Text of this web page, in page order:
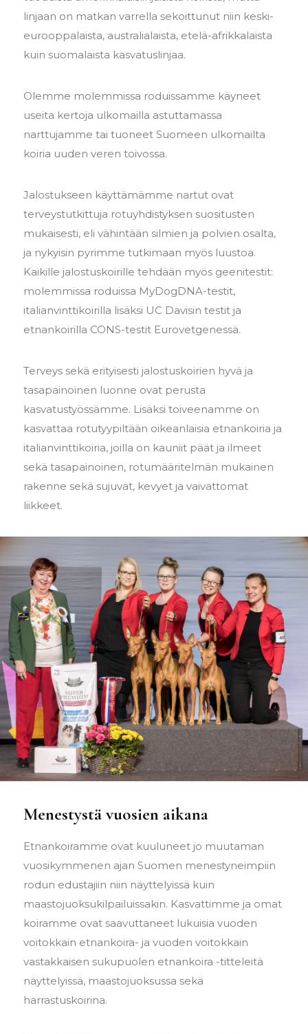
linjaan on matkan varrella sekoittunut niin keski-
eurooppalaista, australialaista, etelä-afrikkalaista
kuin suomalaista kasvatuslinjaa.
Olemme molemmissa roduissamme käyneet
useita kertoja ulkomailla astuttamassa
narttujamme tai tuoneet Suomeen ulkomailta
koiria uuden veren toivossa.
Jalostukseen käyttämämme nartut ovat
terveystutkittuja rotuyhdistyksen suositusten
mukaisesti, eli vähintään silmien ja polvien osalta,
ja nykyisin pyrimme tutkimaan myös luustoa.
Kaikille jalostuskoirille tehdään myös geenitestit:
molemmissa roduissa MyDogDNA-testit,
italianvinttikoirilla lisäksi UC Davisin testit ja
etnankoirilla CONS-testit Eurovetgenessä.
Terveys sekä erityisesti jalostuskoirien hyvä ja
tasapainoinen luonne ovat perusta
kasvatustyössämme. Lisäksi toiveenamme on
kasvattaa rotutyypiltään oikeanlaisia etnankoiria ja
italianvinttikoiria, joilla on kauniit päät ja ilmeet
sekä tasapainoinen, rotumääritelmän mukainen
rakenne sekä sujuvat, kevyet ja vaivattomat
liikkeet.
Menestystä vuosien aikana
Etnankoiramme ovat kuuluneet jo muutaman
vuosikymmenen ajan Suomen menestyneimpiin
rodun edustajiin niin näyttelyissä kuin
maastojuoksukilpailuissakin. Kasvattimme ja omat
koiramme ovat saavuttaneet lukuisia vuoden
voitokkain etnankoira- ja vuoden voitokkain
vastakkaisen sukupuolen etnankoira -titteleitä
näyttelyissä, maastojuoksussa sekä
harrastuskoirina.